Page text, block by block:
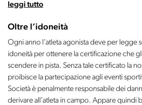
leggi tutto
Oltre l’idoneità
Ogni anno l’atleta agonista deve per legge
idoneità per ottenere la certificazione che
scendere in pista. Senza tale certificato la
proibisce la partecipazione agli eventi
Società è penalmente responsabile dei
derivare all’atleta in campo. Appare quindi